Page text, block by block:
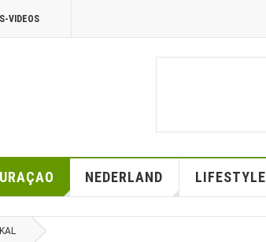
VIDEOS
NEDERLAND LIFESTYLE